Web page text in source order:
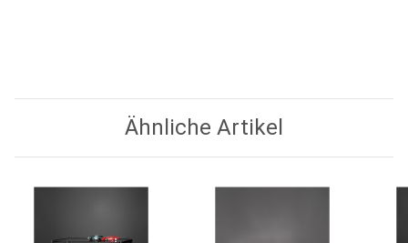
Ähnliche Artikel